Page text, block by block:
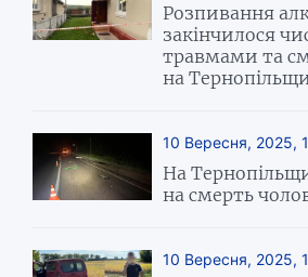
Розпивання
закінчилося
травмами та
на
10 Вересня, 2025,
На
на смерть
10 Вересня, 2025,